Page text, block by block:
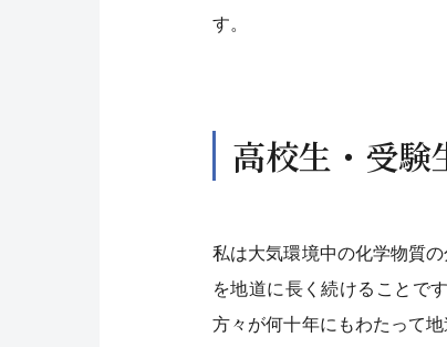
す。
高校生・受験
私は大気環境中の化学物質
を地道に長く続けることで
方々が何十年にもわたって